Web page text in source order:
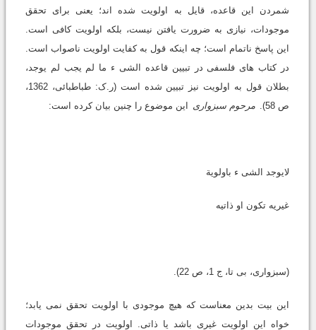
شمردن این قاعده، قایل به اولویت شده اند؛ یعنى براى تحقق
موجودات، نیازى به ضرورت یافتن نیست، بلکه اولویت کافى است.
این پاسخ ناتمام است؛ چه اینکه قول به کفایت اولویت ناصواب است.
در کتاب هاى فلسفى در تبیین قاعده الشى ء ما لم یجب لم یوجد،
بطلان قول به اولویت نیز تبیین شده است (ر.ک: طباطبائى، 1362،
ص 58).
مرحوم سبزوارى این موضوع را چنین بیان کرده است:
لایوجد الشى ء باولویة
غیریه تکون او ذاتیه
(سبزوارى، بى تا، ج 1، ص 22).
این بیت بدین معناست که هیچ موجودى با اولویت تحقق نمى یابد؛
خواه این اولویت غیرى باشد یا ذاتى. اولویت در تحقق موجودات